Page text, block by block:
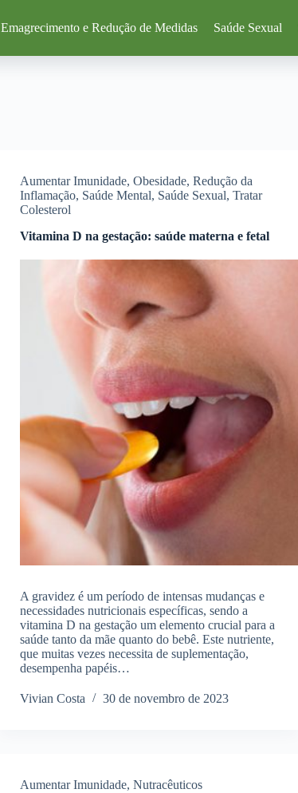
Emagrecimento e Redução de Medidas Saúde Sexual
Aumentar Imunidade,Obesidade,Redução da
Inflamação, Saúde Mental, Saúde Sexual,Tratar
Colesterol
Vitamina D na gestação: saúde materna e fetal
A gravidez é um período de intensas mudanças e
necessidades nutricionais específicas, sendo a
vitamina D na gestação um elemento crucial para a
saúde tanto da mãe quanto do bebê. Este nutriente,
que muitas vezes necessita de suplementação,
desempenha papéis…
Vivian Costa 30 de novembro de 2023
Aumentar Imunidade,Nutracêuticos